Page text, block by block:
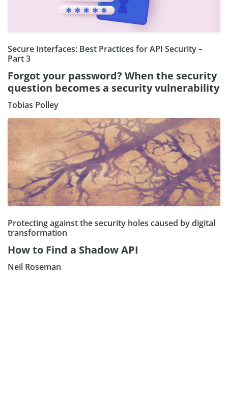
Secure Interfaces: Best Practices for API Security –
Part 3
Forgot your password? When the security
question becomes a security vulnerability
Tobias Polley
Protecting against the security holes caused by digital
transformation
How to Find a Shadow API
Neil Roseman